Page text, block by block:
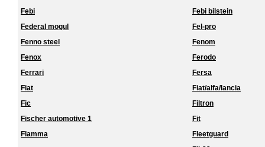
Febi
Febi bilstein
Federal mogul
Fel-pro
Fenno steel
Fenom
Fenox
Ferodo
Ferrari
Fersa
Fiat
Fiat/alfa/lancia
Fic
Filtron
Fischer automotive 1
Fit
Flamma
Fleetguard